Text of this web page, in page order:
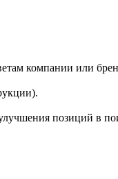
компании или
позиций в